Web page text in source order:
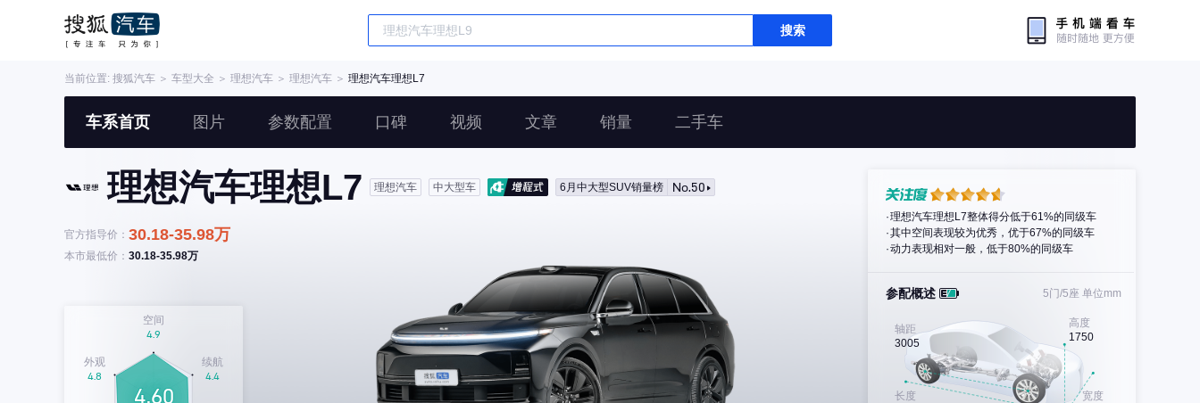
搜索
当前位置: 搜狐汽车 ＞ 车型大全 ＞ 理想汽车 ＞ 理想汽车 ＞ 理想汽车理想L7
车系首页 图片 参数配置 口碑 视频 文章 销量 二手车
理想汽车理想L7 理想汽车 中大型车 6月中大型SUV销量榜 No.50
官方指导价： 30.18-35.98万
本市最低价： 30.18-35.98万
理想汽车理想L7整体得分低于61%的同级车
其中空间表现较为优秀，优于67%的同级车
动力表现相对一般，低于80%的同级车
参配概述 5门/5座 单位mm
轴距
3005
高度
1750
长度
宽度